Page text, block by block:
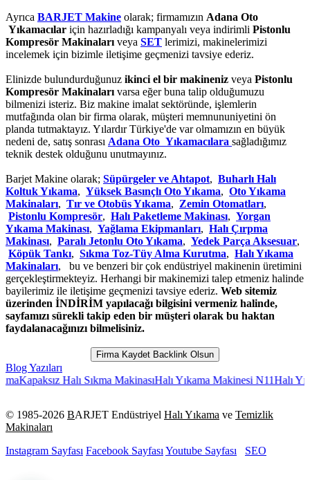
Ayrıca BARJET Makine olarak; firmamızın Adana Oto
Yıkamacılar için hazırladığı kampanyalı veya indirimli Pistonlu
Kompresör Makinalarıveya SET lerimizi, makinelerimizi
incelemek için bizimle iletişime geçmenizi tavsiye ederiz.
Elinizde bulundurduğunuz ikinci el bir makineniz veya Pistonlu
Kompresör Makinalarıvarsa eğer buna talip olduğumuzu
bilmenizi isteriz. Biz makine imalat sektöründe, işlemlerin
mutfağında olan bir firma olarak, müşteri memnununiyetini ön
planda tutmaktayız. Yılardır Türkiye'de var olmamızın en büyük
nedeni de, satış sonrası Adana Oto Yıkamacılara sağladığımız
teknik destek olduğunu unutmayınız.
Barjet Makine olarak; Süpürgeler ve Ahtapot, Buharlı Halı
Koltuk Yıkama, Yüksek Basınçlı Oto Yıkama, Oto Yıkama
Makinaları, Tır ve Otobüs Yıkama, Zemin Otomatları,
Pistonlu Kompresör, Halı Paketleme Makinası, Yorgan
Yıkama Makinası, Yağlama Ekipmanları, Halı Çırpma
Makinası, Paralı Jetonlu Oto Yıkama, Yedek Parça Aksesuar,
Köpük Tankı, Sıkma Toz-Tüy Alma Kurutma, Halı Yıkama
Makinaları, bu ve benzeri bir çok endüstriyel makinenin üretimini
gerçekleştirmekteyiz. Herhangi bir makinemizi talep etmeniz halinde
bayilerimiz ile iletişime geçmenizi tavsiye ederiz. Web sitemiz
üzerinden İNDİRİM yapılacağı bilgisini vermeniz halinde,
sayfamızı sürekli takip eden bir müşteri olarak bu haktan
faydalanacağınızı bilmelisiniz.
Firma Kaydet Backlink Olsun
Blog Yazıları
Halı Sıkma MakinasıHalı Yıkama Makinesi N11Halı Yıkama
© 1985-2026 BARJET Endüstriyel Halı Yıkama ve Temizlik
Makinaları
Instagram Sayfası Facebook SayfasıYoutube Sayfası SEO